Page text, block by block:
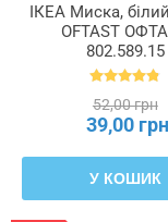
ІКЕА Миска,
OFTAST
802.589.15
52,00 грн
39,00 грн
У КОШИК